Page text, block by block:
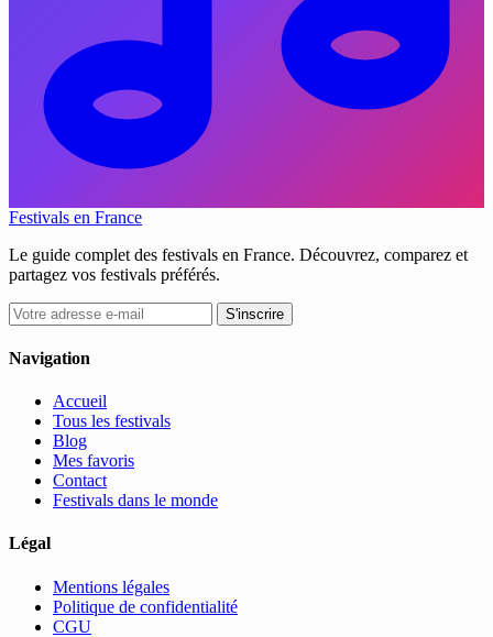
Festivals en France
Le guide complet des festivals en France. Découvrez, comparez et
partagez vos festivals préférés.
S'inscrire
Navigation
Accueil
Tous les festivals
Blog
Mes favoris
Contact
Festivals dans le monde
Légal
Mentions légales
Politique de confidentialité
CGU